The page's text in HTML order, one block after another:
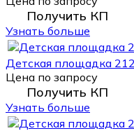
Получить КП
Узнать больше
Детская площадка
Цена по запросу
Получить КП
Узнать больше